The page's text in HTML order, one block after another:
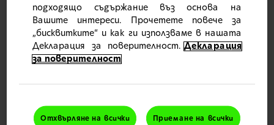
Знаете ли, че специализирана паста за зъби
с флуорид може да подобри отстраняването
на плаката?
Ключовата стъпка в лечението и превенцията на
заболяванията на венците е ефективното
ежедневно отстраняване на плаката от зъбите
премахването на плаката може да бъде
предизвикателство.
подходящо съдържание въз основа на
Вашите интереси. Прочетете повече за
„бисквитките“ и как ги използваме в нашата
Декларация за поверителност. Декларация
за поверителност
Отхвърляне на всички Приемане на всички